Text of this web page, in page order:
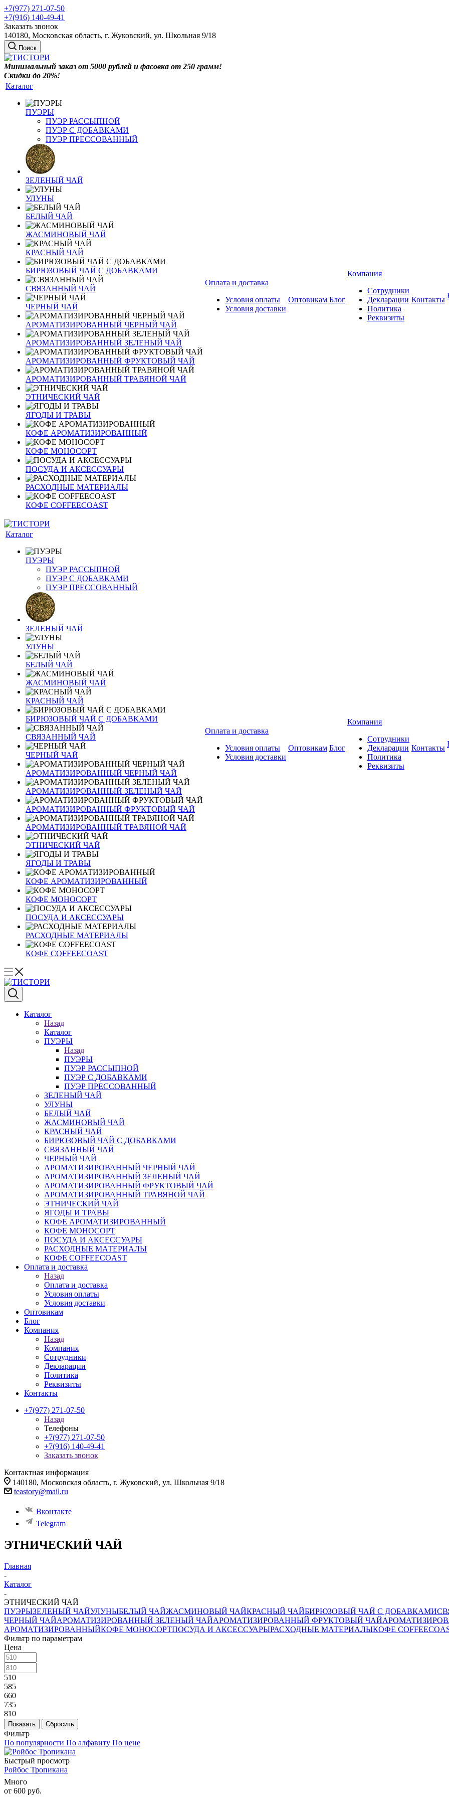
+7(977) 271-07-50
+7(916) 140-49-41
Заказать звонок
140180, Московская область, г. Жуковский, ул. Школьная 9/18
Поиск
Минимальный заказ от 5000 рублей и фасовка от 250 грамм!
Скидки до 20%!
Каталог
ПУЭРЫ
ПУЭР РАССЫПНОЙ
ПУЭР С ДОБАВКАМИ
ПУЭР ПРЕССОВАННЫЙ
ЗЕЛЕНЫЙ ЧАЙ
УЛУНЫ
БЕЛЫЙ ЧАЙ
ЖАСМИНОВЫЙ ЧАЙ
КРАСНЫЙ ЧАЙ
БИРЮЗОВЫЙ ЧАЙ С ДОБАВКАМИ
СВЯЗАННЫЙ ЧАЙ
ЧЕРНЫЙ ЧАЙ
АРОМАТИЗИРОВАННЫЙ ЧЕРНЫЙ ЧАЙ
АРОМАТИЗИРОВАННЫЙ ЗЕЛЕНЫЙ ЧАЙ
АРОМАТИЗИРОВАННЫЙ ФРУКТОВЫЙ ЧАЙ
АРОМАТИЗИРОВАННЫЙ ТРАВЯНОЙ ЧАЙ
ЭТНИЧЕСКИЙ ЧАЙ
ЯГОДЫ И ТРАВЫ
КОФЕ АРОМАТИЗИРОВАННЫЙ
КОФЕ МОНОСОРТ
ПОСУДА И АКСЕССУАРЫ
РАСХОДНЫЕ МАТЕРИАЛЫ
КОФЕ COFFEECOAST
Оплата и доставка
Условия оплаты
Условия доставки
Оптовикам Блог
Компания
Сотрудники
Декларации
Политика
Реквизиты
Контакты
Каталог
ПУЭРЫ
ПУЭР РАССЫПНОЙ
ПУЭР С ДОБАВКАМИ
ПУЭР ПРЕССОВАННЫЙ
ЗЕЛЕНЫЙ ЧАЙ
УЛУНЫ
БЕЛЫЙ ЧАЙ
ЖАСМИНОВЫЙ ЧАЙ
КРАСНЫЙ ЧАЙ
БИРЮЗОВЫЙ ЧАЙ С ДОБАВКАМИ
СВЯЗАННЫЙ ЧАЙ
ЧЕРНЫЙ ЧАЙ
АРОМАТИЗИРОВАННЫЙ ЧЕРНЫЙ ЧАЙ
АРОМАТИЗИРОВАННЫЙ ЗЕЛЕНЫЙ ЧАЙ
АРОМАТИЗИРОВАННЫЙ ФРУКТОВЫЙ ЧАЙ
АРОМАТИЗИРОВАННЫЙ ТРАВЯНОЙ ЧАЙ
ЭТНИЧЕСКИЙ ЧАЙ
ЯГОДЫ И ТРАВЫ
КОФЕ АРОМАТИЗИРОВАННЫЙ
КОФЕ МОНОСОРТ
ПОСУДА И АКСЕССУАРЫ
РАСХОДНЫЕ МАТЕРИАЛЫ
КОФЕ COFFEECOAST
Оплата и доставка
Условия оплаты
Условия доставки
Оптовикам Блог
Компания
Сотрудники
Декларации
Политика
Реквизиты
Контакты
Каталог
Назад
Каталог
ПУЭРЫ
Назад
ПУЭРЫ
ПУЭР РАССЫПНОЙ
ПУЭР С ДОБАВКАМИ
ПУЭР ПРЕССОВАННЫЙ
ЗЕЛЕНЫЙ ЧАЙ
УЛУНЫ
БЕЛЫЙ ЧАЙ
ЖАСМИНОВЫЙ ЧАЙ
КРАСНЫЙ ЧАЙ
БИРЮЗОВЫЙ ЧАЙ С ДОБАВКАМИ
СВЯЗАННЫЙ ЧАЙ
ЧЕРНЫЙ ЧАЙ
АРОМАТИЗИРОВАННЫЙ ЧЕРНЫЙ ЧАЙ
АРОМАТИЗИРОВАННЫЙ ЗЕЛЕНЫЙ ЧАЙ
АРОМАТИЗИРОВАННЫЙ ФРУКТОВЫЙ ЧАЙ
АРОМАТИЗИРОВАННЫЙ ТРАВЯНОЙ ЧАЙ
ЭТНИЧЕСКИЙ ЧАЙ
ЯГОДЫ И ТРАВЫ
КОФЕ АРОМАТИЗИРОВАННЫЙ
КОФЕ МОНОСОРТ
ПОСУДА И АКСЕССУАРЫ
РАСХОДНЫЕ МАТЕРИАЛЫ
КОФЕ COFFEECOAST
Оплата и доставка
Назад
Оплата и доставка
Условия оплаты
Условия доставки
Оптовикам
Блог
Компания
Назад
Компания
Сотрудники
Декларации
Политика
Реквизиты
Контакты
+7(977) 271-07-50
Назад
Телефоны
+7(977) 271-07-50
+7(916) 140-49-41
Заказать звонок
Контактная информация
140180, Московская область, г. Жуковский, ул. Школьная 9/18
teastory@mail.ru
Вконтакте
Telegram
ЭТНИЧЕСКИЙ ЧАЙ
Главная
-
Каталог
-
ЭТНИЧЕСКИЙ ЧАЙ
ПУЭРЫЗЕЛЕНЫЙ ЧАЙУЛУНЫБЕЛЫЙ ЧАЙЖАСМИНОВЫЙ ЧАЙКРАСНЫЙ ЧАЙБИРЮЗОВЫЙ ЧАЙ С ДОБАВКАМИ
ЧЕРНЫЙ ЧАЙАРОМАТИЗИРОВАННЫЙ ЗЕЛЕНЫЙ ЧАЙАРОМАТИЗИРОВАННЫЙ ФРУКТОВЫЙ ЧАЙ
АРОМАТИЗИРОВАННЫЙКОФЕ МОНОСОРТПОСУДА И АКСЕССУАРЫРАСХОДНЫЕ МАТЕРИАЛЫКОФЕ
Фильтр по параметрам
Цена
510
585
660
735
810
Сбросить
Фильтр
По популярности По алфавиту По цене
Быстрый просмотр
Ройбос Тропикана
Много
от 600 руб.